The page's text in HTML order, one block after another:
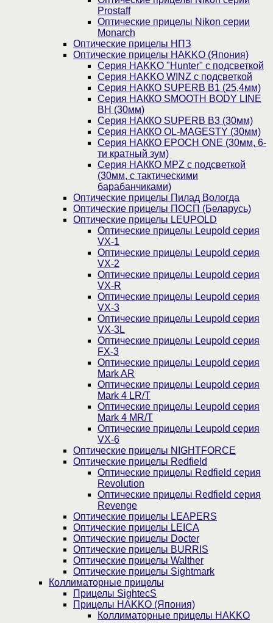
Prostaff
Оптические прицелы Nikon серии
Monarch
Оптические прицелы НПЗ
Оптические прицелы HAKKO (Япония)
Cерия HAKKO "Hunter" с подсветкой
Серия НAKKO WINZ с подсветкой
Серия НАККО SUPERB B1 (25,4мм)
Серия НАККО SMOOTH BODY LINE
BH (30мм)
Серия НАККО SUPERB B3 (30мм)
Серия НАККО OL-MAGESTY (30мм)
Серия НАККО EPOCH ONE (30мм, 6-
ти кратный зум)
Серия НАККО MPZ с подсветкой
(30мм, c тактическими
барабанчиками)
Оптические прицелы Пилад Вологда
Оптические прицелы ПОСП (Беларусь)
Оптические прицелы LEUPOLD
Оптические прицелы Leupold серия
VX-1
Оптические прицелы Leupold серия
VX-2
Оптические прицелы Leupold серия
VX-R
Оптические прицелы Leupold серия
VX-3
Оптические прицелы Leupold серия
VX-3L
Оптические прицелы Leupold серия
FX-3
Оптические прицелы Leupold серия
Mark AR
Оптические прицелы Leupold серия
Mark 4 LR/T
Оптические прицелы Leupold серия
Mark 4 MR/T
Оптические прицелы Leupold серия
VX-6
Оптические прицелы NIGHTFORCE
Оптические прицелы Redfield
Оптические прицелы Redfield серия
Revolution
Оптические прицелы Redfield серия
Revenge
Оптические прицелы LEAPERS
Оптические прицелы LEICA
Оптические прицелы Docter
Оптические прицелы BURRIS
Оптические прицелы Walther
Оптические прицелы Sightmark
Коллиматорные прицелы
Прицелы SightecS
Прицелы HAKKO (Япония)
Коллиматорные прицелы HAKKO